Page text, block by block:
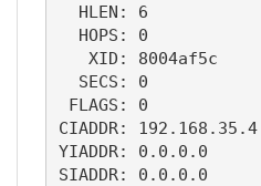
  HLEN: 6
  HOPS: 0
   XID: 8004af5c
  SECS: 0
FLAGS: 0
CIADDR: 192.168.35.4
YIADDR: 0.0.0.0
SIADDR: 0.0.0.0